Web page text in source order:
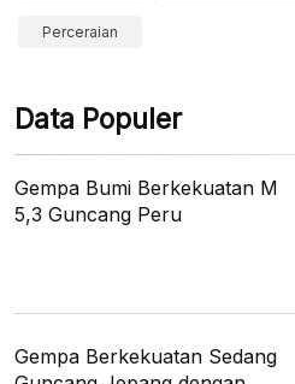
Perceraian
Data Populer
Gempa Bumi Berkekuatan M
5,3 Guncang Peru
Gempa Berkekuatan Sedang